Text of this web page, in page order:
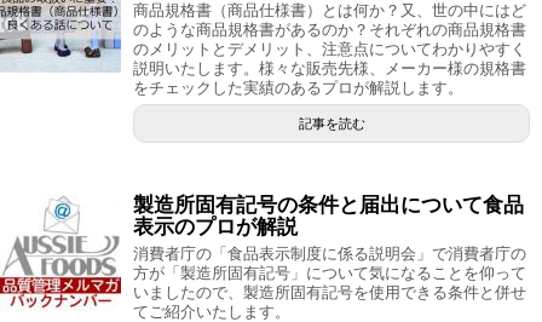
商品規格書（商品仕様書）とは何か？又、世の中にはど
のような商品規格書があるのか？それぞれの商品規格書
のメリットとデメリット、注意点についてわかりやすく
説明いたします。様々な販売先様、メーカー様の規格書
をチェックした実績のあるプロが解説します。
記事を読む
製造所固有記号の条件と届出について食品
表示のプロが解説
消費者庁の「食品表示制度に係る説明会」で消費者庁の
方が「製造所固有記号」について気になることを仰って
いましたので、製造所固有記号を使用できる条件と併せ
てご紹介いたします。